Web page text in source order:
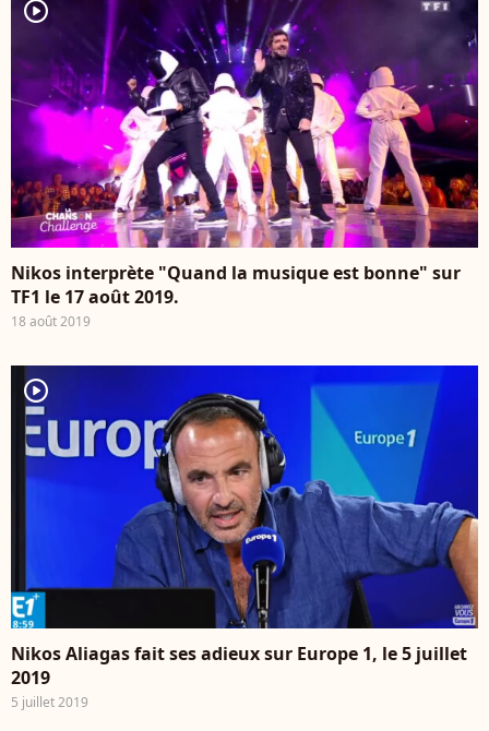
player2
Nikos interprète "Quand la musique est bonne" sur
TF1 le 17 août 2019.
18 août 2019
player2
Nikos Aliagas fait ses adieux sur Europe 1, le 5 juillet
2019
5 juillet 2019